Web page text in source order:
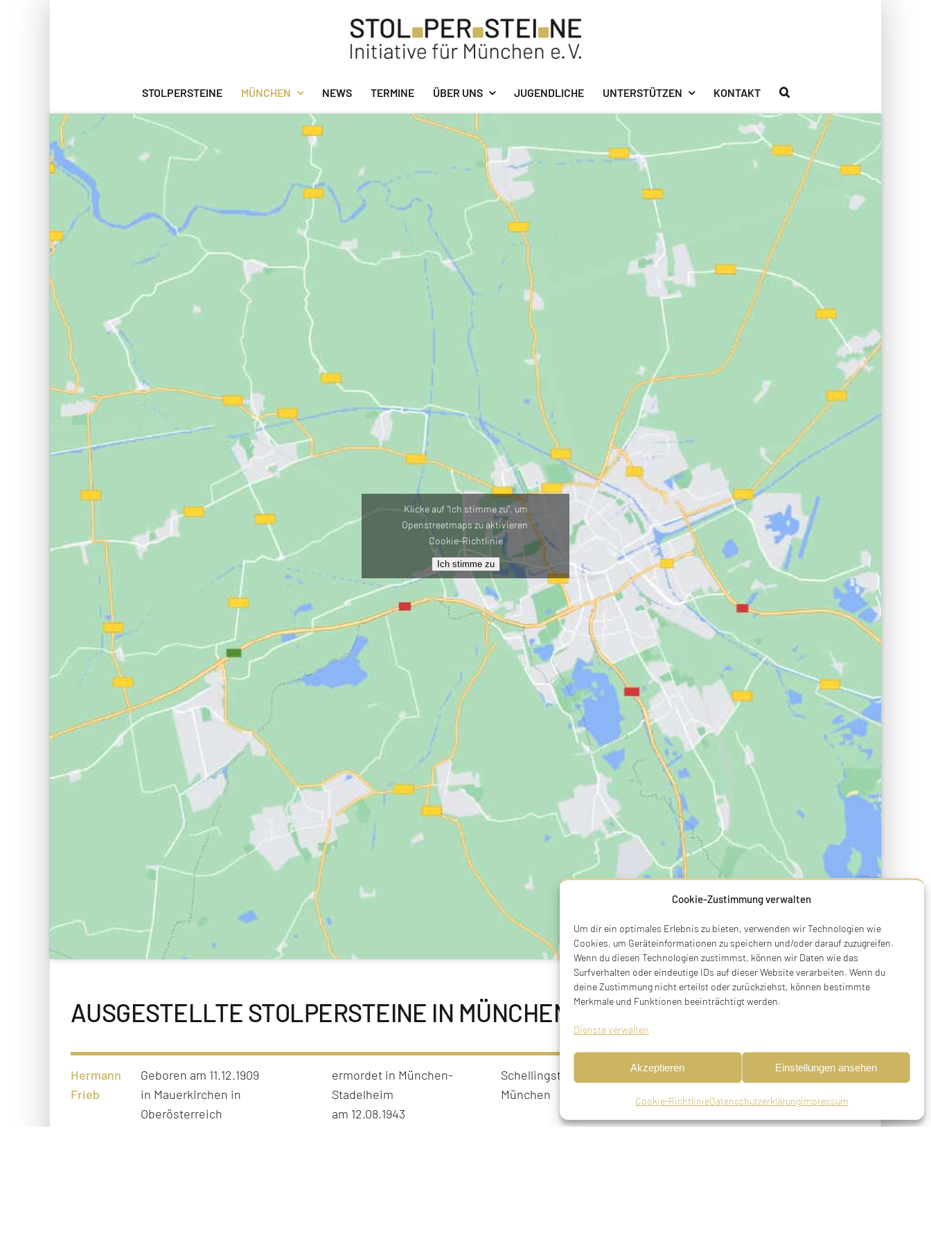
Cookie-Zustimmung verwalten
Um dir ein optimales Erlebnis zu bieten, verwenden wir Technologien wie
Cookies, um Geräteinformationen zu speichern und/oder darauf zuzugreifen.
Wenn du diesen Technologien zustimmst, können wir Daten wie das
Surfverhalten oder eindeutige IDs auf dieser Website verarbeiten. Wenn du
deine Zustimmung nicht erteilst oder zurückziehst, können bestimmte
Merkmale und Funktionen beeinträchtigt werden.
Dienste verwalten
Akzeptieren Einstellungen ansehen
Cookie-RichtlinieDatenschutzerklärungImpressum
STOLPERSTEINE MÜNCHEN NEWS TERMINE ÜBER UNS JUGENDLICHE UNTERSTÜTZEN KONTAKT
Klicke auf "Ich stimme zu", um
Openstreetmaps zu aktivieren
Cookie-Richtlinie
Ich stimme zu
AUSGESTELLTE STOLPERSTEINE IN MÜNCHEN
Hermann
Frieb
Geboren am 11.12.1909
in Mauerkirchen in
Oberösterreich
ermordet in München-
Stadelheim
am 12.08.1943
Schellingstraße 78, 80799
München
Stolperstein ausgestellt im
Kunstpavillon